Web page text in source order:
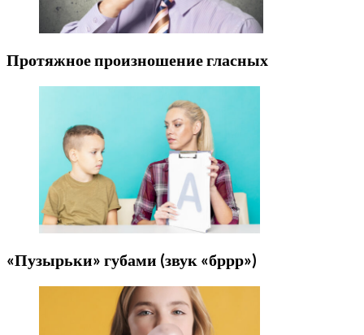
Протяжное произношение гласных
«Пузырьки» губами (звук «бррр»)